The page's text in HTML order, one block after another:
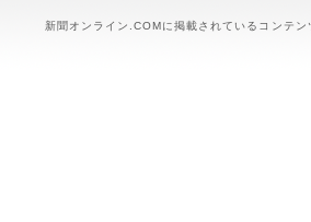
新聞オンライン.COMに掲載されているコンテ